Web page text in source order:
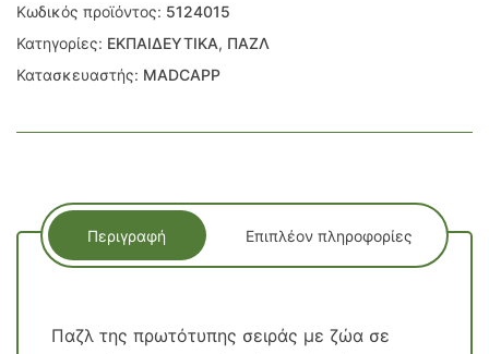
Κωδικός προϊόντος: 5124015
Κατηγορίες: ΕΚΠΑΙΔΕΥΤΙΚΑ, ΠΑΖΛ
Κατασκευαστής: MADCAPP
Περιγραφή Επιπλέον πληροφορίες
Παζλ της πρωτότυπης σειράς με ζώα σε